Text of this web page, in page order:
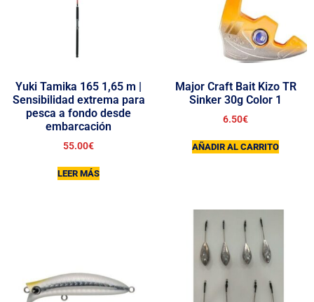
Yuki Tamika 165 1,65 m |
Sensibilidad extrema para
pesca a fondo desde
embarcación
55.00€
LEER MÁS
Major Craft Bait Kizo TR
Sinker 30g Color 1
6.50€
AÑADIR AL CARRITO